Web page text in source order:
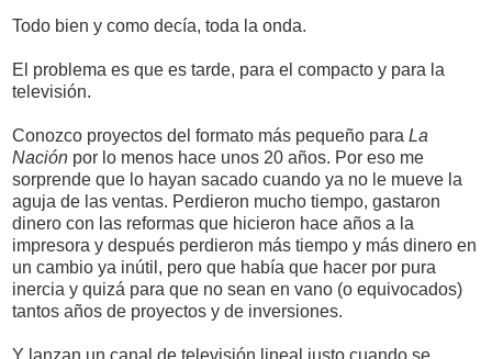
Todo bien y como decía, toda la onda.
El problema es que es tarde, para el compacto y para la
televisión.
Conozco proyectos del formato más pequeño para La
Nación por lo menos hace unos 20 años. Por eso me
sorprende que lo hayan sacado cuando ya no le mueve la
aguja de las ventas. Perdieron mucho tiempo, gastaron
dinero con las reformas que hicieron hace años a la
impresora y después perdieron más tiempo y más dinero en
un cambio ya inútil, pero que había que hacer por pura
inercia y quizá para que no sean en vano (o equivocados)
tantos años de proyectos y de inversiones.
Y lanzan un canal de televisión lineal justo cuando se